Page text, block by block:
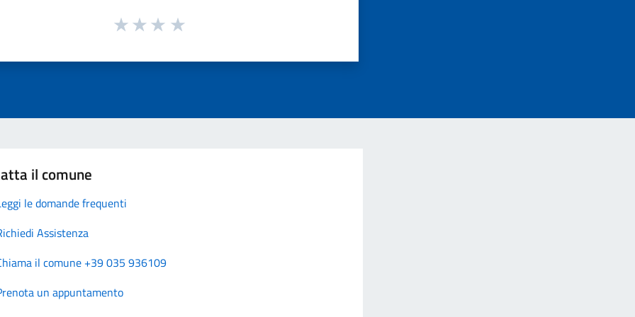
il comune
le domande frequenti
Assistenza
il comune +39 035 936109
un appuntamento